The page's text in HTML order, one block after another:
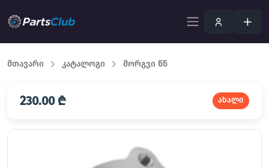
მთავარი კატალოგი მორგვი წნ
230.00 ₾ ახალი